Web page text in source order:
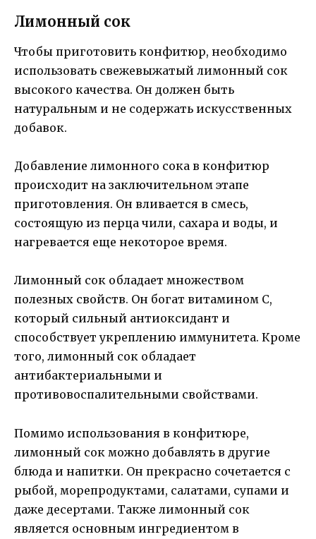
Лимонный сок
Чтобы приготовить конфитюр, необходимо
использовать свежевыжатый лимонный сок
высокого качества. Он должен быть
натуральным и не содержать искусственных
добавок.
Добавление лимонного сока в конфитюр
происходит на заключительном этапе
приготовления. Он вливается в смесь,
состоящую из перца чили, сахара и воды, и
нагревается еще некоторое время.
Лимонный сок обладает множеством
полезных свойств. Он богат витамином C,
который сильный антиоксидант и
способствует укреплению иммунитета. Кроме
того, лимонный сок обладает
антибактериальными и
противовоспалительными свойствами.
Помимо использования в конфитюре,
лимонный сок можно добавлять в другие
блюда и напитки. Он прекрасно сочетается с
рыбой, морепродуктами, салатами, супами и
даже десертами. Также лимонный сок
является основным ингредиентом в